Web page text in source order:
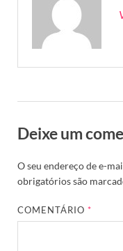
Deixe um
O seu endereço de e-
obrigatórios são
COMENTÁRIO*